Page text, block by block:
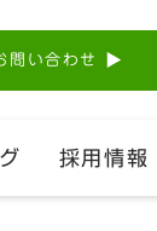
問い合わせ
採用情報